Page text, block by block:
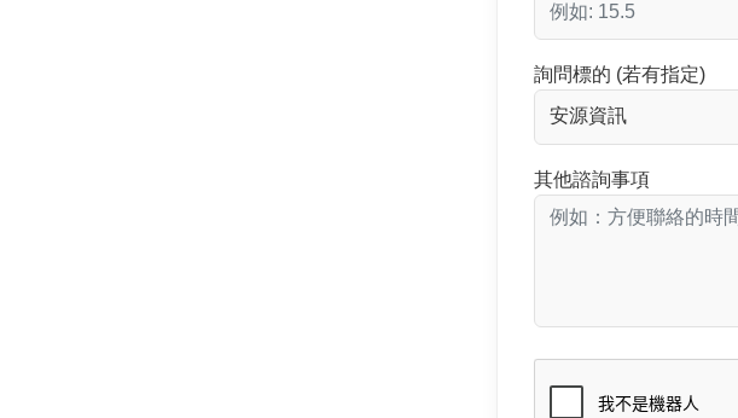
詢問標的 (若有指定)
其他諮詢事項